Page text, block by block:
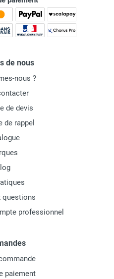
de nous
nous ?
de devis
de rappel
questions
professionnel
paiement